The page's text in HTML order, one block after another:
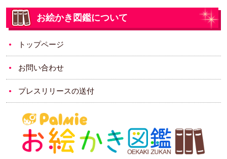
お絵かき図鑑について
トップページ
お問い合わせ
プレスリリースの送付